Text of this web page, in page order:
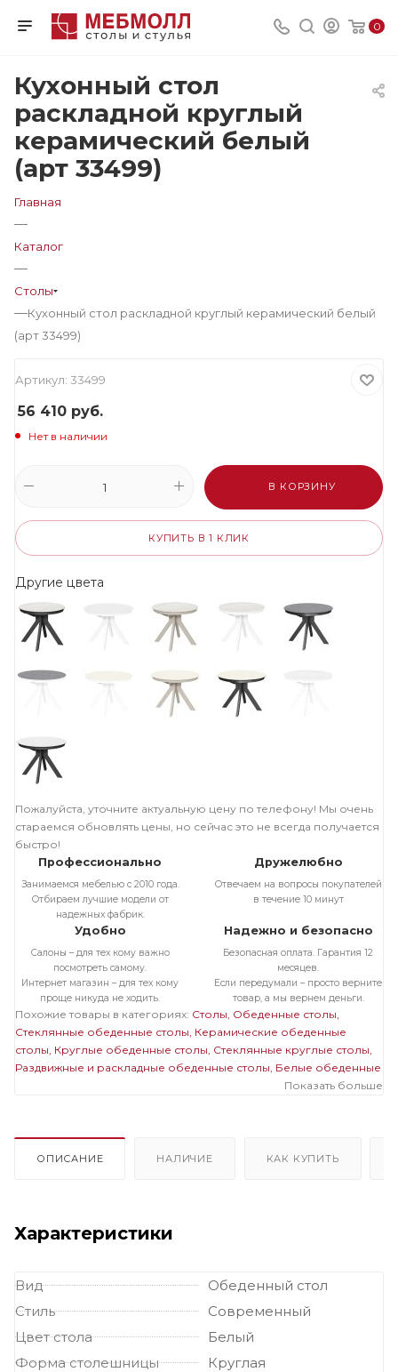
0
Кухонный стол
раскладной круглый
керамический белый
(арт 33499)
Главная
—
Каталог
—
Столы
—Кухонный стол раскладной круглый керамический белый
(арт 33499)
Артикул: 33499
56 410 руб.
Нет в наличии
В КОРЗИНУ
КУПИТЬ В 1 КЛИК
Другие цвета
Пожалуйста, уточните актуальную цену по телефону! Мы очень
стараемся обновлять цены, но сейчас это не всегда получается
быстро!
Профессионально
Занимаемся мебелью с 2010 года.
Отбираем лучшие модели от
надежных фабрик.
Дружелюбно
Отвечаем на вопросы покупателей
в течение 10 минут
Удобно
Салоны – для тех кому важно
посмотреть самому.
Интернет магазин – для тех кому
проще никуда не ходить.
Надежно и безопасно
Безопасная оплата. Гарантия 12
месяцев.
Если передумали – просто верните
товар, а мы вернем деньги.
Похожие товары в категориях: Столы Обеденные столы
Стеклянные обеденные столы Керамические обеденные
столы Круглые обеденные столы Стеклянные круглые столы
Раздвижные и раскладные обеденные столы Белые обеденные
Маленькие
Раздвижные и раскладные круглые столы
раскладные белые столы Раздвижные и раскладные маленькие
Показать больше
ОПИСАНИЕ НАЛИЧИЕ КАК КУПИТЬ
Характеристики
Вид
Обеденный стол
Стиль
Современный
Цвет стола
Белый
Форма столешницы
Круглая